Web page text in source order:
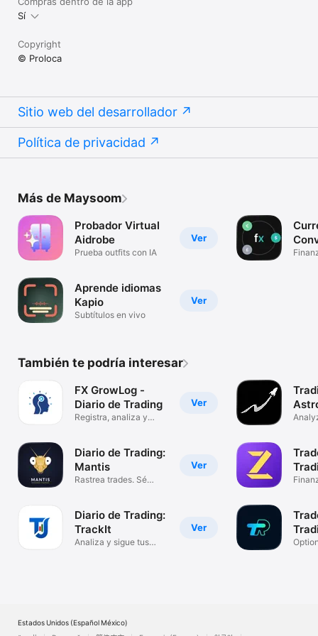
Sí
Copyright
© Proloca
Sitio web del desarrollador
Política de privacidad
Más de Maysoom
Ver
Probador Virtual
Aidrobe
Prueba outfits con IA
Ver
Aprende idiomas
Kapio
Subtítulos en vivo
También te podría interesar
Ver
FX GrowLog -
Diario de Trading
Registra, analiza y
Ver
Diario de Trading:
Mantis
Rastrea trades. Sé
Ver
Diario de Trading:
TrackIt
Analiza y sigue tus
Estados Unidos (Español México)